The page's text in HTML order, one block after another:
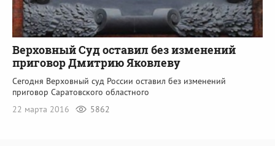
Верховный Суд оставил без изменений
приговор Дмитрию Яковлеву
Сегодня Верховный суд России оставил без изменений
приговор Саратовского областного
22 марта 2016
5862